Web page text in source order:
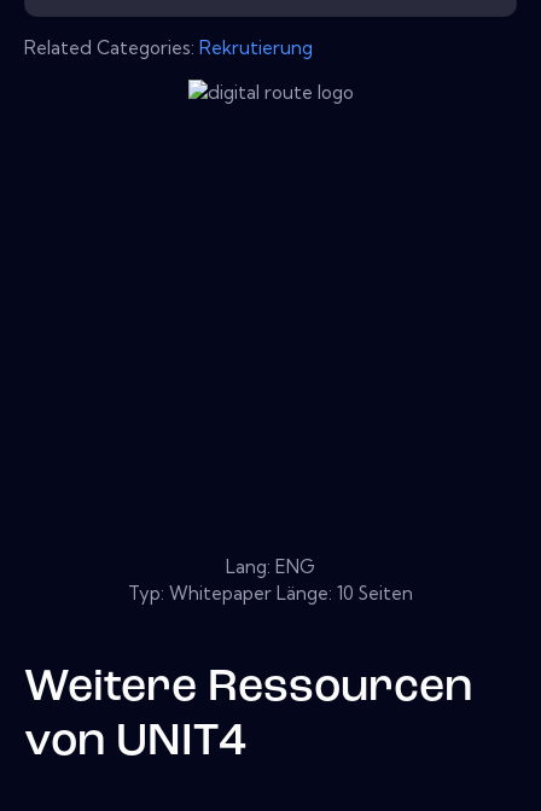
Related Categories: Rekrutierung
Lang: ENG
Typ: Whitepaper Länge: 10 Seiten
Weitere Ressourcen
von UNIT4